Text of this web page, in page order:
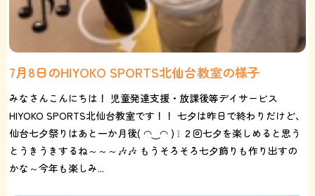
7月8日のHIYOKO SPORTS北仙台教室の様子
みなさんこんにちは！ 児童発達支援・放課後等デイサービス
HIYOKO SPORTS北仙台教室です！！ 七夕は昨日で終わりだけど、
仙台七夕祭りはあと一か月後( ◠‿◠ ) ❕ ２回七夕を楽しめると思う
とうきうきするね～～～🎶🎶 もうそろそろ七夕飾りも作り出すの
かな～今年も楽しみ...